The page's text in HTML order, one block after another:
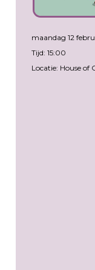
maandag 12
Tijd: 15:00
Locatie: House of